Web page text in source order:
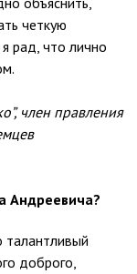
четкую
рад, что лично
член правления
Андреевича?
доброго,